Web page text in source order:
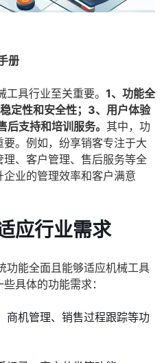
册
具行业至关重要。 1、功能全
定性和安全性；3、用户体验
支持和培训服务。 其中，功
。例如，纷享销客专注于大
、客户管理、售后服务等全
业的管理效率和客户满意
应行业需求
功能全面且能够适应机械工具
具体的功能需求：
商机管理、销售过程跟踪等功